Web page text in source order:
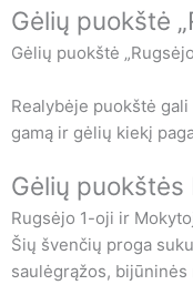
Gėlių puokštė
Gėlių puokštė
Realybėje puokštė
gamą ir gėlių kiekį
Gėlių
Rugsėjo 1-oji ir
Šių švenčių proga
saulėgrąžos,